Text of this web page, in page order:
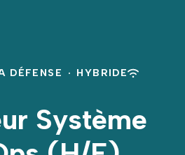
DÉFENSE · HYBRIDE
Système